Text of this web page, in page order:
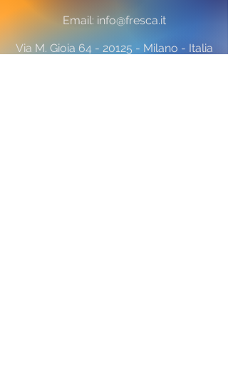
Email: info@fresca.it
Via M. Gioia 64 - 20125 - Milano - Italia